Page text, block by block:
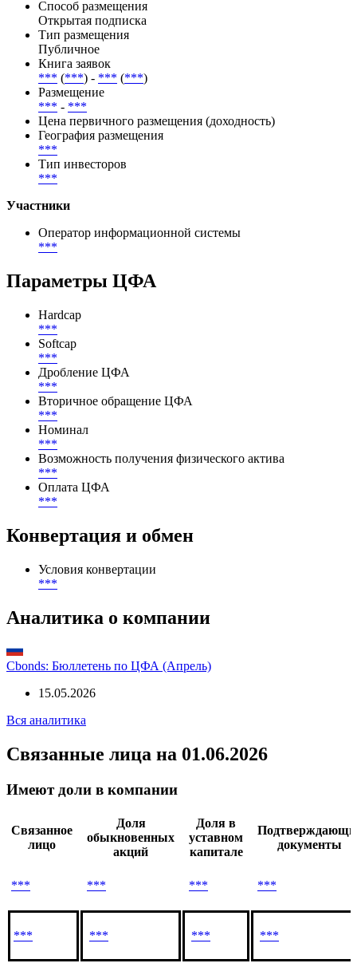
Размещение
Способ размещения
Открытая подписка
Тип размещения
Публичное
Книга заявок
***(***) - ***(***)
Размещение
***-***
Цена первичного размещения (доходность)
***
***
Оператор информационной системы
Параметры ЦФА
Hardcap
***
Softcap
***
Дробление ЦФА
***
Вторичное обращение ЦФА
***
Номинал
***
Оплата ЦФА
Конвертация и обмен
Условия конвертации
Аналитика о компании
Cbonds: Бюллетень по ЦФА (Апрель)
Имеют доли в компании
Связанное
обыкновенных
Доля в
уставном
*** *** *** ***